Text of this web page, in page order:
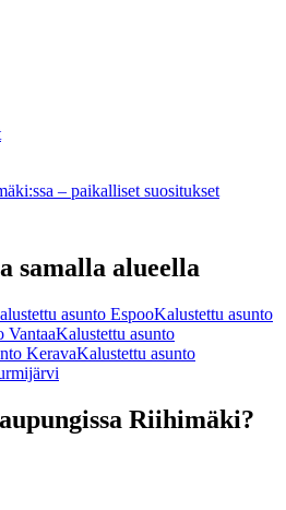
:ssa – paikalliset suositukset
samalla alueella
asunto EspooKalustettu asunto
VantaaKalustettu asunto
KeravaKalustettu asunto
Riihimäki?